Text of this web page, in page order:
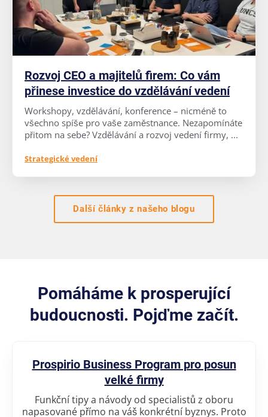
Rozvoj CEO a majitelů firem: Co vám
přinese investice do vzdělávání vedení
Workshopy, vzdělávání, konference – nicméně to
všechno spíše pro vaše zaměstnance. Nezapomínáte
přitom na sebe? Vzdělávání a rozvoj vedení firmy, ...
Strategické vedení
Další články z našeho blogu
Pomáháme k prosperující
budoucnosti. Pojďme začít.
Prospirio Business Program pro posun
velké firmy
Funkční tipy a návody od specialistů z oboru
napasované přímo na váš konkrétní byznys. Proto